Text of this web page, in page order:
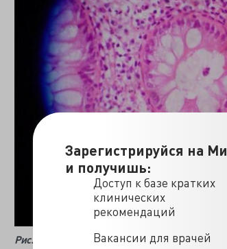
Зарегистрируйся на
и получишь:
Доступ к базе кратких
клинических
рекомендаций
Вакансии для врачей
Рис. 1. Криптит и абсцесс крипт.